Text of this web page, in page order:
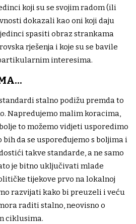
koji su se svojim radom (ili
dokazali kao oni koji daju
spasiti obraz strankama
rješenja i koje su se bavile
interesima.
stalno podižu premda to
Napredujemo malim koracima,
to možemo vidjeti usporedimo
bih da se uspoređujemo s boljima i
takve standarde, a ne samo
je bitno uključivati mlade
tijekove prvo na lokalnoj
razvijati kako bi preuzeli i veću
raditi stalno, neovisno o
ciklusima.